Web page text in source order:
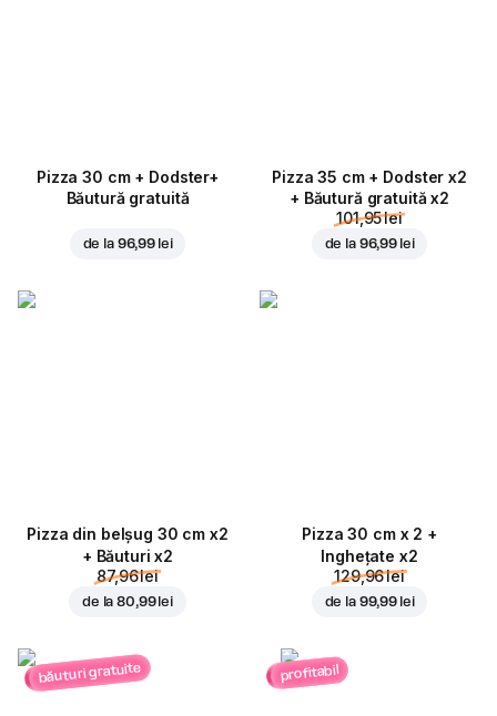
Pizza 30 cm + Dodster+
Băutură gratuită
de la 96,99 lei
Pizza 35 cm + Dodster x2
+ Băutură gratuită x2
101,95 lei
de la 96,99 lei
Pizza din belșug 30 cm x2
+ Băuturi x2
87,96 lei
de la80,99 lei
Pizza 30 cm x 2 +
Inghețate x2
129,96 lei
de la 99,99 lei
băuturi gratuite profitabil